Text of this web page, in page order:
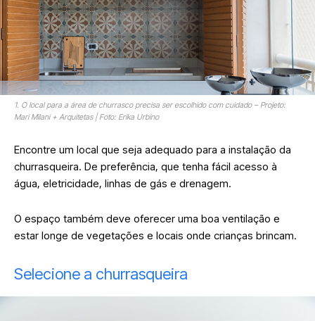
1. O local para a área de churrasco precisa ser escolhido com cuidado – Projeto:
Mari Milani + Arquitetas | Foto: Erika Urbino
Encontre um local que seja adequado para a instalação da
churrasqueira. De preferência, que tenha fácil acesso à
água, eletricidade, linhas de gás e drenagem.
O espaço também deve oferecer uma boa ventilação e
estar longe de vegetações e locais onde crianças brincam.
Selecione a churrasqueira